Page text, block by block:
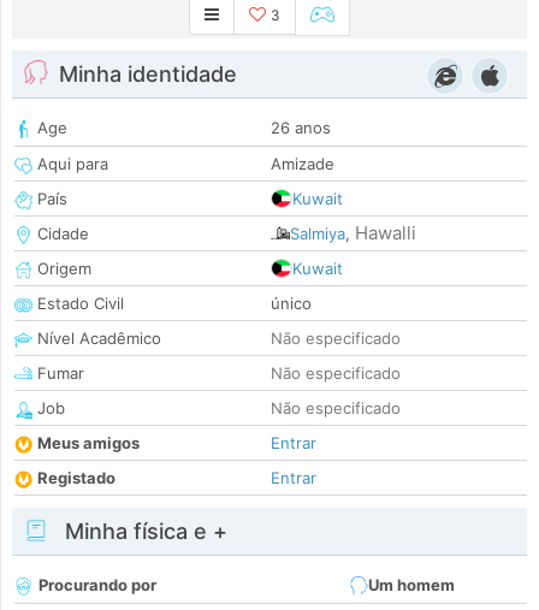
3
Minha identidade
Age
26 anos
Aqui para
Amizade
País
Kuwait
Cidade
Salmiya, Hawalli
Origem
Kuwait
Estado Civil
único
Nível Acadêmico
Não especificado
Fumar
Não especificado
Job
Não especificado
Meus amigos
Entrar
Registado
Entrar
Minha física e +
Procurando por
Um homem